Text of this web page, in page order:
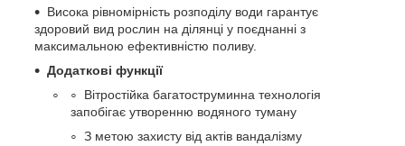
Висока рівномірність розподілу води гарантує
здоровий вид рослин на ділянці у поєднанні з
максимальною ефективністю поливу.
Додаткові функції
Вітростійка багатоструминна технологія
запобігає утворенню водяного туману
З метою захисту від актів вандалізму